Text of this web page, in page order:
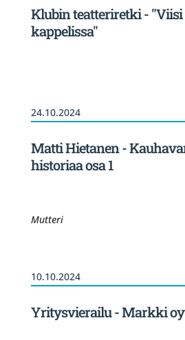
Klubin teatteriretki - "Viisi
kappelissa"
24.10.2024
Matti Hietanen -
historiaa osa 1
Mutteri
10.10.2024
Yritysvierailu - Markki oy